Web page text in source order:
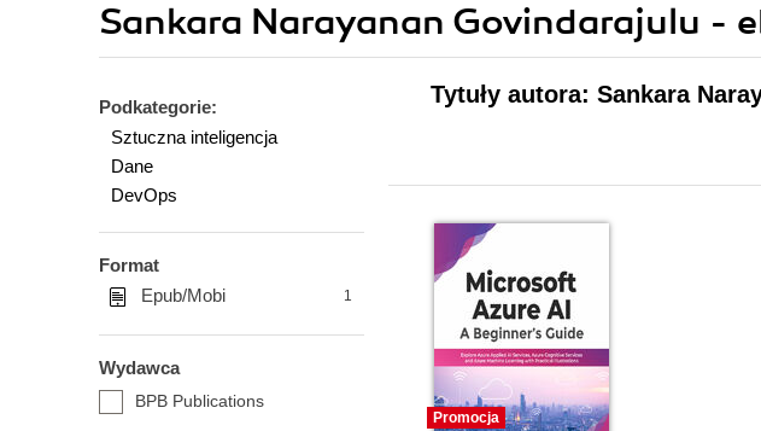
Sankara Narayanan Govindarajulu -
Podkategorie:
Sztuczna inteligencja
Dane
DevOps
Format
Epub/Mobi
1
Wydawca
BPB Publications
Tytuły autora: Sankara
Promocja